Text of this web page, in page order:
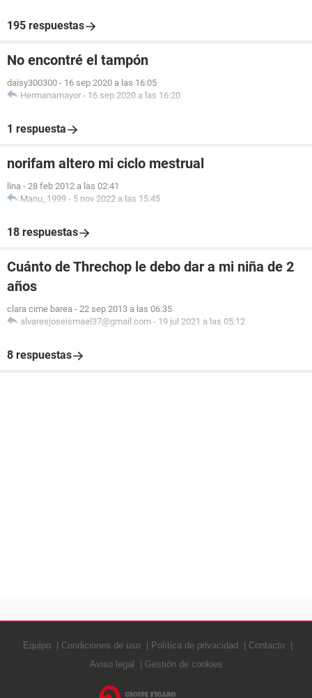
195 respuestas
No encontré el tampón
daisy300300 - 16 sep 2020 a las 16:05
Hermanamayor - 16 sep 2020 a las 16:20
1 respuesta
norifam altero mi ciclo mestrual
lina - 28 feb 2012 a las 02:41
Manu_1999 - 5 nov 2022 a las 15:45
18 respuestas
Cuánto de Threchop le debo dar a mi niña de 2
años
clara cime barea - 22 sep 2013 a las 06:35
alvaresjoseismael37@gmail.com - 19 jul 2021 a las 05:12
8 respuestas
Equipo Condiciones de uso Política de privacidad
Contacto
Aviso legal
Gestión de cookies